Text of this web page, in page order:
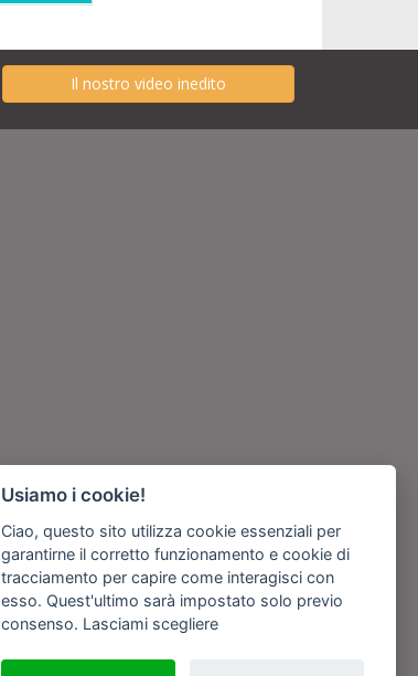
Il nostro video inedito
Seguici su
Usiamo i cookie!
Ciao, questo sito utilizza cookie essenziali per
garantirne il corretto funzionamento e cookie di
tracciamento per capire come interagisci con
esso. Quest'ultimo sarà impostato solo previo
consenso. Lasciami scegliere